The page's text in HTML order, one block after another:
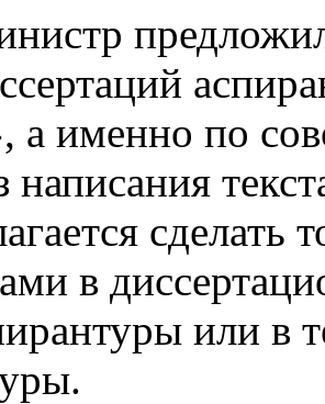
а именно по
написания
сделать
в
или в